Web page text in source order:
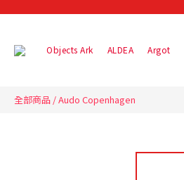
Objects Ark ALDEA Argot
全部商品 /Audo Copenhagen